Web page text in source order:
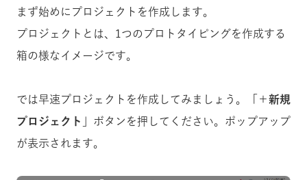
まず始めにプロジェクトを作成します。
プロジェクトとは、1つのプロトタイピングを作成する
箱の様なイメージです。
では早速プロジェクトを作成してみましょう。「
＋新規
プロジェクト
」ボタンを押してください。ポップアップ
が表示されます。